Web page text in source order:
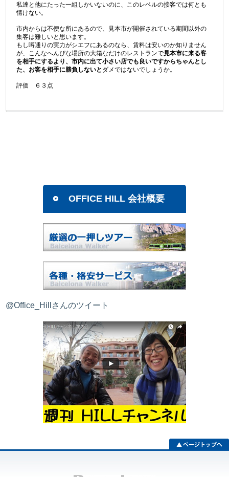
私達と他にたった一組しかいないのに、このレベルの接客では何とも
情けない。
市内からは不便な所にあるので、見本市が開催されている期間以外の
集客は難しいと思います。
もし噂通りの実力がシエフにあるのなら、賃料は安いのか知りません
が、こんなへんぴな場所の大箱なだけのレストランで見本市に来る客
を相手にするより、市内に出て小さい店でも良いですからちゃんとし
た、お客を相手に勝負しないと ダメではないでしょうか。
評価 ６３点
OFFICE HILL 会社概要
@Office_Hillさんのツイート